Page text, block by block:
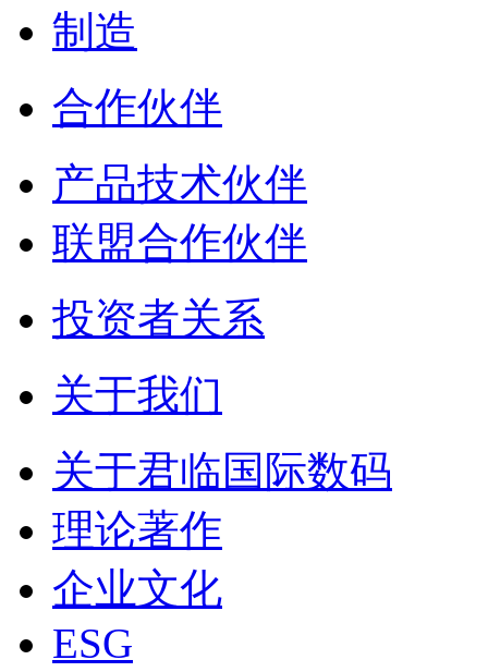
制造
合作伙伴
产品技术伙伴
联盟合作伙伴
投资者关系
关于我们
关于君临国际数码
理论著作
企业文化
ESG